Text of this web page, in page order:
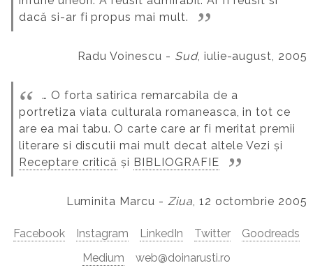
dacă si-ar fi propus mai mult.
Radu Voinescu - Sud, iulie-august, 2005
… O forta satirica remarcabila de a
portretiza viata culturala romaneasca, in tot ce
are ea mai tabu. O carte care ar fi meritat premii
literare si discutii mai mult decat altele Vezi și
Receptare critică și BIBLIOGRAFIE
Luminita Marcu - Ziua, 12 octombrie 2005
Facebook Instagram LinkedIn Twitter
Goodreads
Medium
web@doinarusti.ro